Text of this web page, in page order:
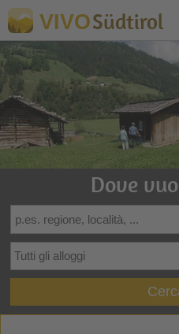
VIVOSüdtirol
Dove